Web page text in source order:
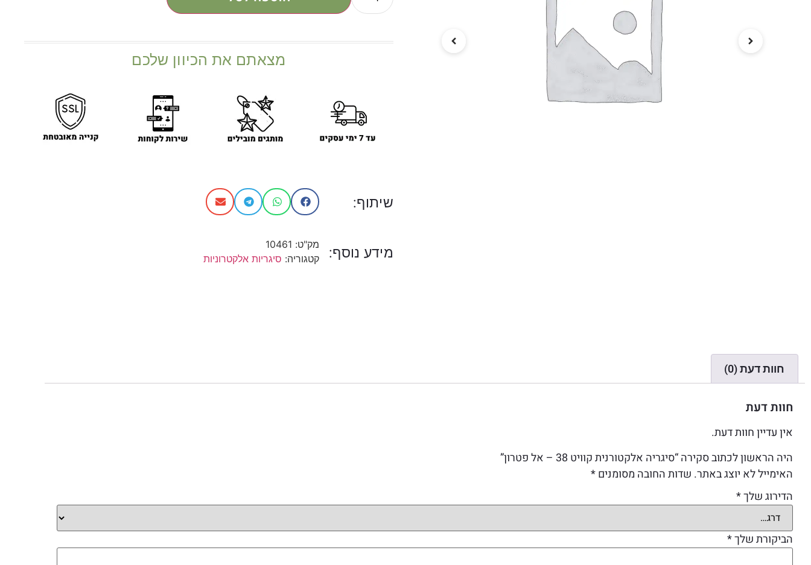
מצאתם את הכיוון שלכם
שיתוף:
מידע נוסף:
מק"ט: 10461
קטגוריה: סיגריות אלקטרוניות
חוות דעת (0)
חוות דעת
אין עדיין חוות דעת.
היה הראשון לכתוב סקירה “סיגריה אלקטורנית קוויט 38 – אל פטרון”
האימייל לא יוצג באתר. שדות החובה מסומנים*
הדירוג שלך*
הביקורת שלך*